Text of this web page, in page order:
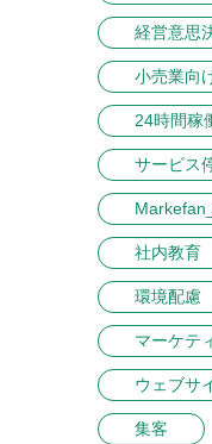
経営意思
小売業向
24時間稼
サービス
社内教育
環境配慮
マーケテ
ウェブサ
集客